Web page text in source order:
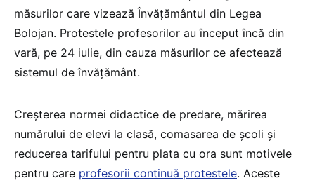
măsurilor care vizează Învățământul din Legea
Bolojan. Protestele profesorilor au început încă din
vară, pe 24 iulie, din cauza măsurilor ce afectează
sistemul de învățământ.
Creșterea normei didactice de predare, mărirea
numărului de elevi la clasă, comasarea de școli și
reducerea tarifului pentru plata cu ora sunt motivele
pentru care profesorii continuă protestele. Aceste